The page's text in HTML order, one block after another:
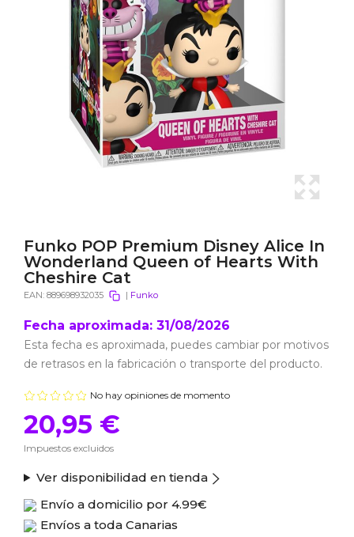
Funko POP Premium Disney Alice In
Wonderland Queen of Hearts With
Cheshire Cat
EAN: 889698932035 | Funko
Fecha aproximada: 31/08/2026
Esta fecha es aproximada, puedes cambiar por motivos
de retrasos en la fabricación o transporte del producto.
No hay opiniones de momento
20,95 €
Impuestos excluidos
Ver disponibilidad en tienda
Envío a domicilio por 4.99€
Envíos a toda Canarias